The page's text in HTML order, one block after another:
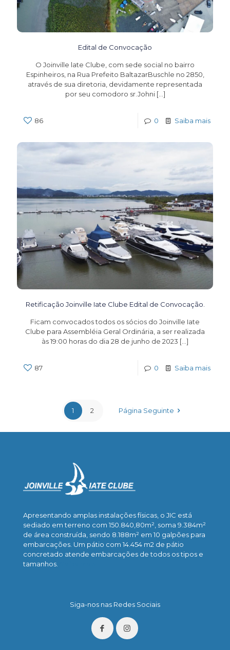
Edital de Convocação
O Joinville late Clube, com sede social no bairro
Espinheiros, na Rua Prefeito BaltazarBuschle no 2850,
através de sua diretoria, devidamente representada
por seu comodoro sr.Johni[…]
86 0 Saiba mais
Retificação Joinville Iate Clube Edital de Convocação.
Ficam convocados todos os sócios do Joinville Iate
Clube para Assembléia Geral Ordinária, a ser realizada
às 19:00 horas do dia 28 de junho de 2023 […]
87 0 Saiba mais
1 2 Página Seguinte
Apresentando amplas instalações físicas, o JIC está
sediado em terreno com 150.840,80m², soma 9.384m²
de área construída, sendo 8.188m² em 10 galpões para
embarcações. Um pátio com 14.454 m2 de pátio
concretado atende embarcações de todos os tipos e
tamanhos.
Siga-nos nas Redes Sociais